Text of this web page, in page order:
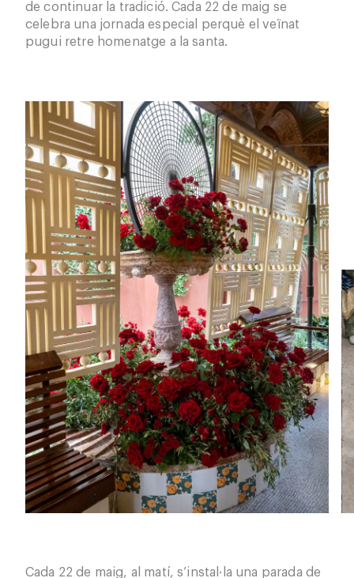
de continuar la tradició. Cada 22 de maig se
celebra una jornada especial perquè el veïnat
pugui retre homenatge a la santa.
Cada 22 de maig, al matí, s’instal·la una parada de